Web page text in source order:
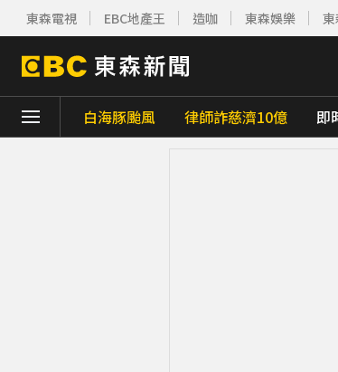
東森電視 EBC地產王 造咖 東森娛樂
白海豚颱風 律師詐慈濟10億 即